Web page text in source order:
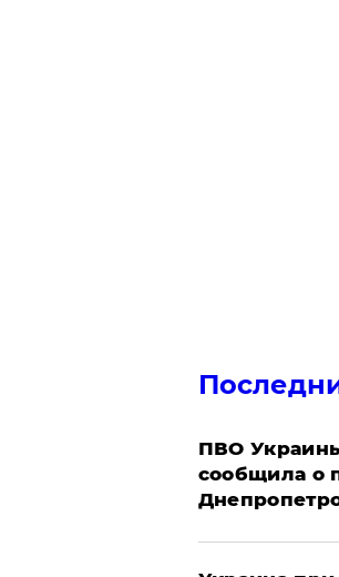
ПВО
сообщила о